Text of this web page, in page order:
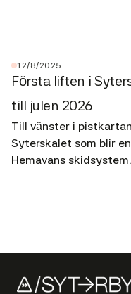
12/8/2025
Första liften i
till julen 2026
Till vänster i
Syterskalet som blir
Hemavans skidsystem.